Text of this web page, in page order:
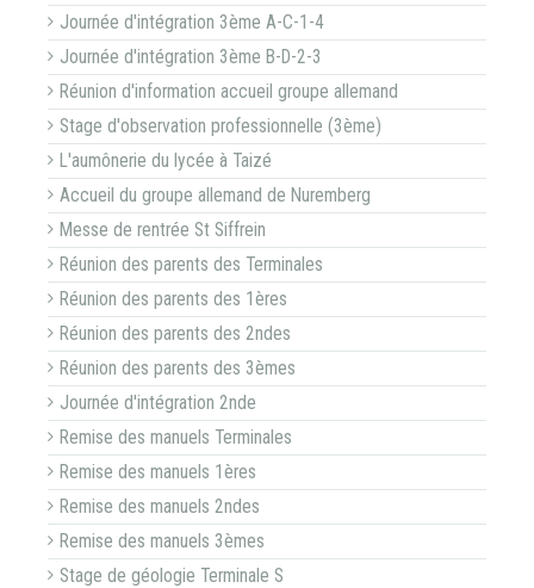
Journée d'intégration 3ème A-C-1-4
Journée d'intégration 3ème B-D-2-3
Réunion d'information accueil groupe allemand
Stage d'observation professionnelle (3ème)
L'aumônerie du lycée à Taizé
Accueil du groupe allemand de Nuremberg
Messe de rentrée St Siffrein
Réunion des parents des Terminales
Réunion des parents des 1ères
Réunion des parents des 2ndes
Réunion des parents des 3èmes
Journée d'intégration 2nde
Remise des manuels Terminales
Remise des manuels 1ères
Remise des manuels 2ndes
Remise des manuels 3èmes
Stage de géologie Terminale S